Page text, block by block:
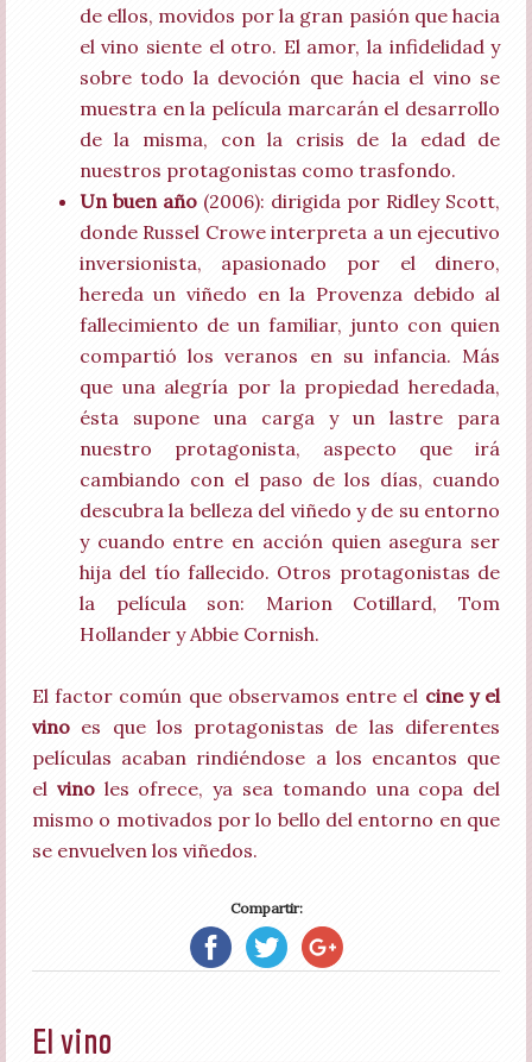
de ellos, movidos por la gran pasión que hacia
el vino siente el otro. El amor, la infidelidad y
sobre todo la devoción que hacia el vino se
muestra en la película marcarán el desarrollo
de la misma, con la crisis de la edad de
nuestros protagonistas como trasfondo.
Un buen año(2006): dirigida por Ridley Scott,
donde Russel Crowe interpreta a un ejecutivo
inversionista, apasionado por el dinero,
hereda un viñedo en la Provenza debido al
fallecimiento de un familiar, junto con quien
compartió los veranos en su infancia. Más
que una alegría por la propiedad heredada,
ésta supone una carga y un lastre para
nuestro protagonista, aspecto que irá
cambiando con el paso de los días, cuando
descubra la belleza del viñedo y de su entorno
y cuando entre en acción quien asegura ser
hija del tío fallecido. Otros protagonistas de
la película son: Marion Cotillard, Tom
Hollander y Abbie Cornish.
El factor común que observamos entre el cine y el
vinoes que los protagonistas de las diferentes
películas acaban rindiéndose a los encantos que
el vinoles ofrece, ya sea tomando una copa del
mismo o motivados por lo bello del entorno en que
se envuelven los viñedos.
Compartir:
El vino